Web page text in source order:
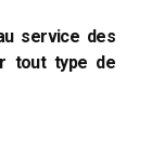
service des
tout type de